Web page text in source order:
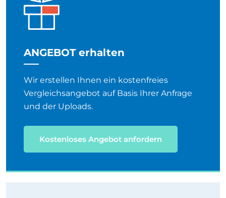
ANGEBOT erhalten
Wir erstellen Ihnen ein kostenfreies
Vergleichsangebot auf Basis Ihrer Anfrage
und der Uploads.
Kostenloses Angebot anfordern